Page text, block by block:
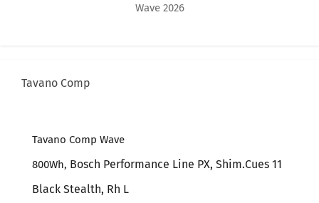
Wave 2026
Tavano Comp
Tavano Comp Wave
800Wh, Bosch Performance Line PX, Shim.Cues 11
Black Stealth, Rh L